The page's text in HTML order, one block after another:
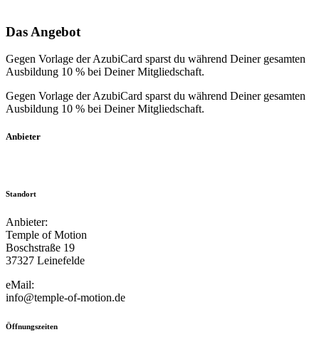
Das Angebot
Gegen Vorlage der AzubiCard sparst du während Deiner gesamten
Ausbildung 10 % bei Deiner Mitgliedschaft.
Gegen Vorlage der AzubiCard sparst du während Deiner gesamten
Ausbildung 10 % bei Deiner Mitgliedschaft.
Anbieter
Standort
Anbieter:
Temple of Motion
Boschstraße 19
37327 Leinefelde
eMail:
info@temple-of-motion.de
Öffnungszeiten